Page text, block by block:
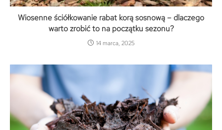
Wiosenne ściółkowanie rabat korą sosnową – dlaczego
warto zrobić to na początku sezonu?
14 marca, 2025